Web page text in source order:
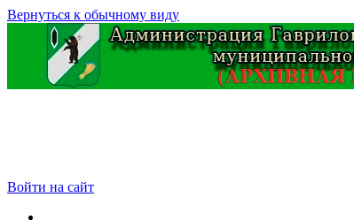
Вернуться к обычному виду
Войти на сайт